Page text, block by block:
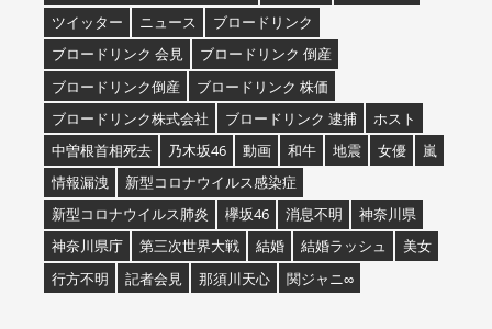
ツイッター
ニュース
ブロードリンク
ブロードリンク 会見
ブロードリンク 倒産
ブロードリンク倒産
ブロードリンク 株価
ブロードリンク株式会社
ブロードリンク 逮捕
ホスト
中曽根首相死去
乃木坂46 動画 和牛 地震 女優
嵐
情報漏洩
新型コロナウイルス感染症
新型コロナウイルス肺炎
欅坂46 消息不明
神奈川県
神奈川県庁
第三次世界大戦 結婚 結婚ラッシュ
美女
行方不明
記者会見 那須川天心 関ジャニ∞